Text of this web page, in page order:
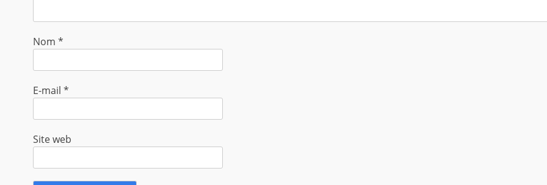
Nom *
E-mail *
Site web